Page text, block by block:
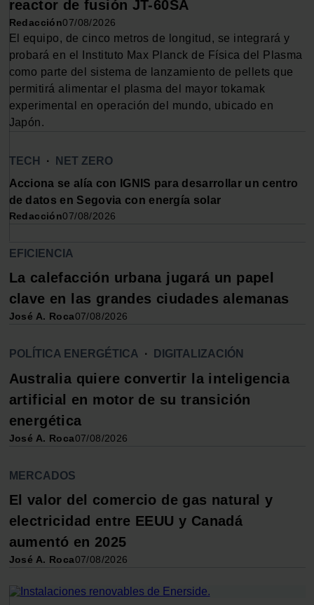
partir del uso que haya hecho de sus servicios.
reactor de fusión JT-60SA
Redacción07/08/2026
El equipo, de cinco metros de longitud, se integrará y
probará en el Instituto Max Planck de Física del Plasma
como parte del sistema de lanzamiento de pellets que
permitirá alimentar el plasma del mayor tokamak
experimental en operación del mundo, ubicado en
Japón.
TECH ·
NET ZERO
Acciona se alía con IGNIS para desarrollar un centro
de datos en Segovia con energía solar
Redacción07/08/2026
EFICIENCIA
La calefacción urbana jugará un papel
clave en las grandes ciudades alemanas
José A. Roca07/08/2026
POLÍTICA ENERGÉTICA · DIGITALIZACIÓN
Australia quiere convertir la inteligencia
artificial en motor de su transición
energética
José A. Roca07/08/2026
MERCADOS
El valor del comercio de gas natural y
electricidad entre EEUU y Canadá
aumentó en 2025
José A. Roca07/08/2026